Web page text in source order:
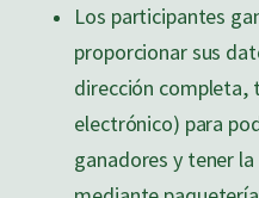
Los participantes
proporcionar sus
dirección completa,
electrónico) para
ganadores y tener